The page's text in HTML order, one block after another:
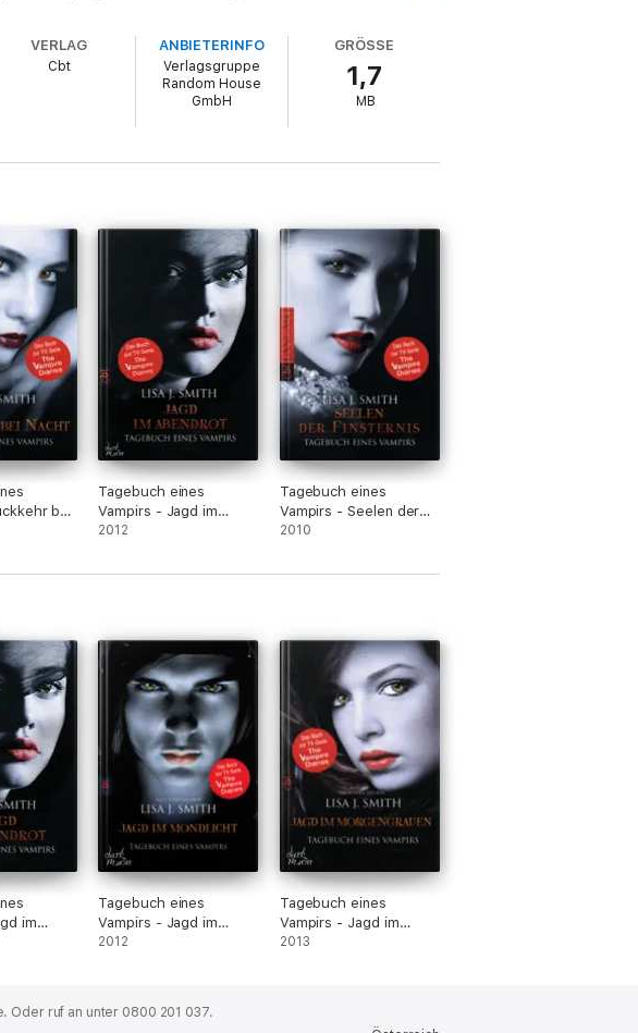
in seine blutrünstige Schöpfung verwandelt hatte. Aber kein
steht Damon?
VERLAG
Cbt
ANBIETERINFO
Verlagsgruppe
Random House
GmbH
GRÖSSE
1,7
MB
bei
Tagebuch eines
Vampirs - Jagd im
Abendrot
2012
Tagebuch eines
Vampirs - Seelen der
Finsternis
2010
im
Tagebuch eines
Vampirs - Jagd im
Mondlicht
2012
Tagebuch eines
Vampirs - Jagd im
Morgengrauen
2013
Oder ruf an unter 0800 201 037.